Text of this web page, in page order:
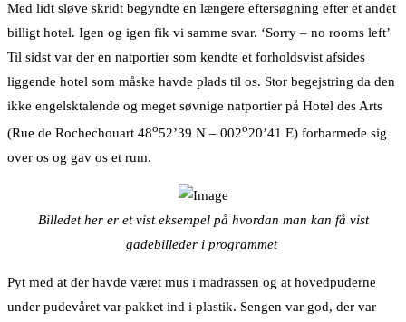
Med lidt sløve skridt begyndte en længere eftersøgning efter et andet
billigt hotel. Igen og igen fik vi samme svar. ‘Sorry – no rooms left’
Til sidst var der en natportier som kendte et forholdsvist afsides
liggende hotel som måske havde plads til os. Stor begejstring da den
ikke engelsktalende og meget søvnige natportier på Hotel des Arts
(Rue de Rochechouart 48o52’39 N – 002o20’41 E) forbarmede sig
over os og gav os et rum.
Billedet her er et vist eksempel på hvordan man kan få vist
gadebilleder i programmet
Pyt med at der havde været mus i madrassen og at hovedpuderne
under pudevåret var pakket ind i plastik. Sengen var god, der var